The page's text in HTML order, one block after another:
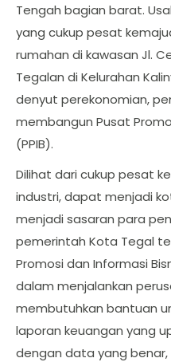
Tengah bagian barat.
yang cukup pesat
rumahan di kawasan Jl.
Tegalan di Kelurahan
denyut perekonomian,
membangun Pusat
(PPIB).
Dilihat dari cukup pesat
industri, dapat menjadi
menjadi sasaran para
pemerintah Kota Tegal
Promosi dan Informasi
dalam menjalankan
membutuhkan bantuan
laporan keuangan yang
dengan data yang